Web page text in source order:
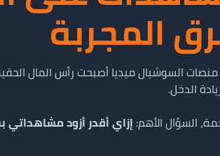
المجربة
على منصات السوشيال ميديا أصبحت رأس
الدخل.
السؤال الأهم: إزاي أقدر أزود